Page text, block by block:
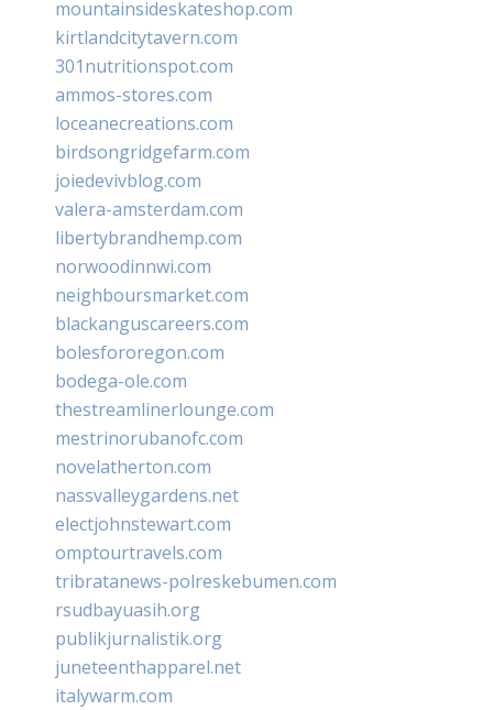
mountainsideskateshop.com
kirtlandcitytavern.com
301nutritionspot.com
ammos-stores.com
loceanecreations.com
birdsongridgefarm.com
joiedevivblog.com
valera-amsterdam.com
libertybrandhemp.com
norwoodinnwi.com
neighboursmarket.com
blackanguscareers.com
bolesfororegon.com
bodega-ole.com
thestreamlinerlounge.com
mestrinorubanofc.com
novelatherton.com
nassvalleygardens.net
electjohnstewart.com
omptourtravels.com
tribratanews-polreskebumen.com
rsudbayuasih.org
publikjurnalistik.org
juneteenthapparel.net
italywarm.com